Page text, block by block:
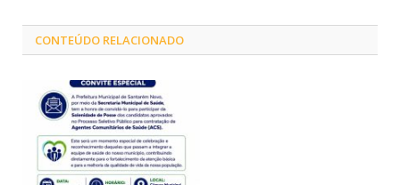
CONTEÚDO RELACIONADO